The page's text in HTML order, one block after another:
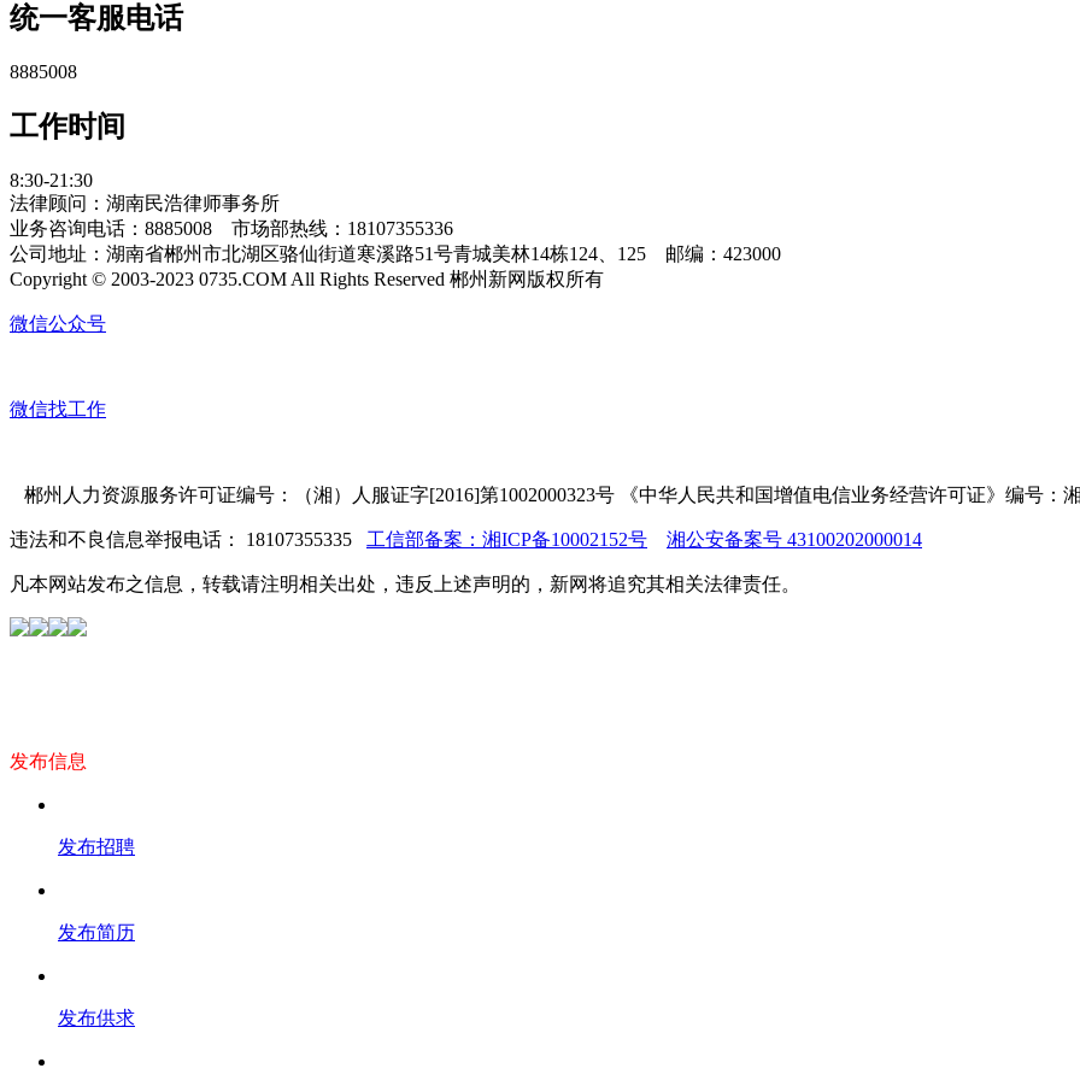
统一客服电话
8885008
工作时间
8:30-21:30
法律顾问：湖南民浩律师事务所
业务咨询电话：8885008 市场部热线：18107355336
公司地址：湖南省郴州市北湖区骆仙街道寒溪路51号青城美林14栋124、125 邮编：423000
Copyright © 2003-2023 0735.COM All Rights Reserved 郴州新网版权所有
微信公众号
微信找工作
郴州人力资源服务许可证编号：（湘）人服证字[2016]第1002000323号 《中华人民共和国增值电信业务经营许可证》编号：
违法和不良信息举报电话： 18107355335 工信部备案：湘ICP备10002152号 湘公安备案号 43100202000014
凡本网站发布之信息，转载请注明相关出处，违反上述声明的，新网将追究其相关法律责任。
发布信息
发布招聘
发布简历
发布供求